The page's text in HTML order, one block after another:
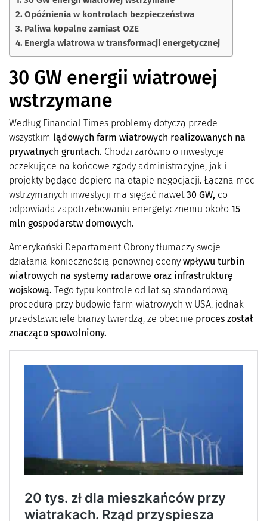
Opóźnienia w kontrolach bezpieczeństwa
Paliwa kopalne zamiast OZE
Energia wiatrowa w transformacji energetycznej
30 GW energii wiatrowej
wstrzymane
Według Financial Times problemy dotyczą przede
wszystkim lądowych farm wiatrowych realizowanych na
prywatnych gruntach. Chodzi zarówno o inwestycje
oczekujące na końcowe zgody administracyjne, jak i
projekty będące dopiero na etapie negocjacji. Łączna moc
wstrzymanych inwestycji ma sięgać nawet30 GW, co
odpowiada zapotrzebowaniu energetycznemu około 15
mln gospodarstw domowych.
Amerykański Departament Obrony tłumaczy swoje
działania koniecznością ponownej oceny wpływu turbin
wiatrowych na systemy radarowe oraz infrastrukturę
wojskową. Tego typu kontrole od lat są standardową
procedurą przy budowie farm wiatrowych w USA, jednak
przedstawiciele branży twierdzą, że obecnie proces został
znacząco spowolniony.